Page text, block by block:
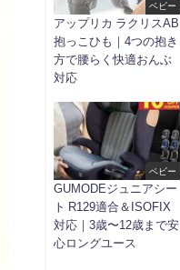
ベビー
アップリカ ラクリスAB
抱っこひも｜4つの抱き
方で腰らく快適おんぶ
対応
ベビー
GUMODEジュニアシー
ト R129適合＆ISOFIX
対応｜3歳〜12歳まで安
心ロングユース